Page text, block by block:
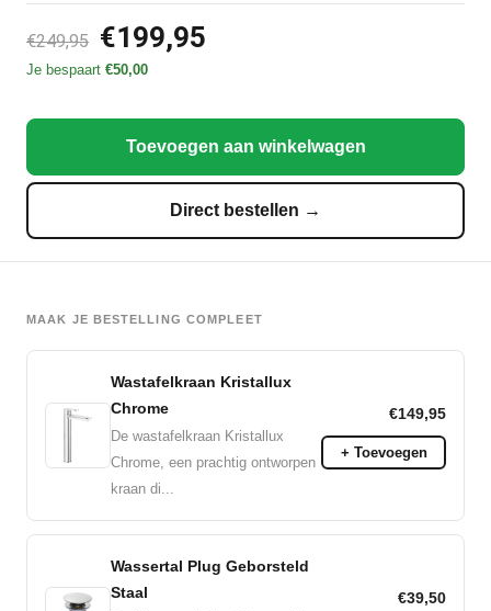
€249,95 €199,95
Je bespaart €50,00
Toevoegen aan winkelwagen
Direct bestellen →
MAAK JE BESTELLING COMPLEET
Wastafelkraan Kristallux
Chrome
De wastafelkraan Kristallux
Chrome, een prachtig ontworpen
kraan di...
€149,95
+ Toevoegen
Wassertal Plug Geborsteld
Staal
€39,50